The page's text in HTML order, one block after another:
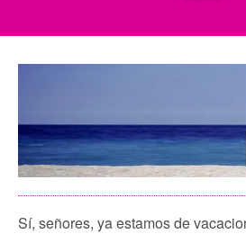
Sí, señores, ya estamos de